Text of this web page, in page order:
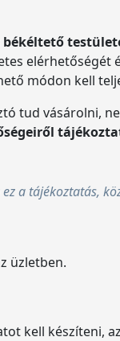
módon kell
tud vásárolni,
a tájékoztatás,
üzletben.
kell készíteni,